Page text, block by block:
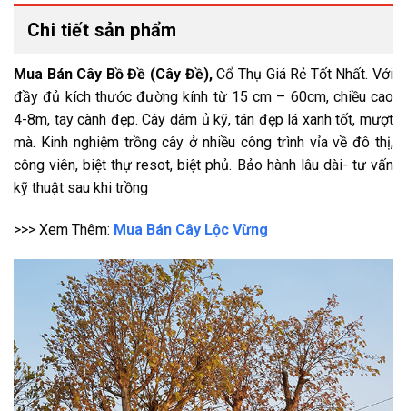
Chi tiết sản phẩm
Mua Bán Cây Bồ Đề (Cây Đề),Cổ Thụ Giá Rẻ Tốt Nhất. Với
đầy đủ kích thước đường kính từ 15 cm – 60cm, chiều cao
4-8m, tay cành đẹp. Cây dâm ủ kỹ, tán đẹp lá xanh tốt, mượt
mà. Kinh nghiệm trồng cây ở nhiều công trình vỉa về đô thị,
công viên, biệt thự resot, biệt phủ. Bảo hành lâu dài- tư vấn
kỹ thuật sau khi trồng
>>> Xem Thêm: Mua Bán Cây Lộc Vừng